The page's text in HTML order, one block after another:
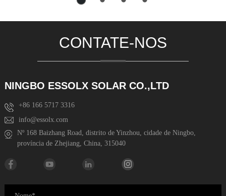
CONTATE-NOS
NINGBO ESSOLX SOLAR CO.,LTD
+86 166 5717 3316
info@essolx.com
Nº 168 Baizhang Road, distrito de Yinzhou, cidade de Ningbo,
província de Zhejiang, China, 315040